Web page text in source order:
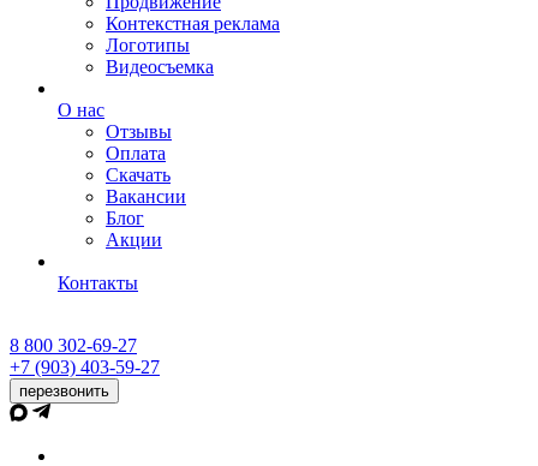
Контекстная реклама
Логотипы
Видеосъемка
О нас
Отзывы
Оплата
Скачать
Вакансии
Блог
Акции
Контакты
8 800 302-69-27
+7 (903) 403-59-27
перезвонить